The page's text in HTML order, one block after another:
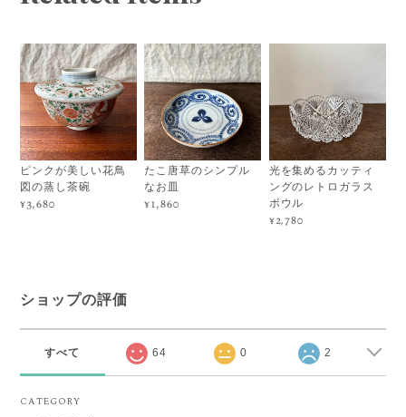
ピンクが美しい花鳥
図の蒸し茶碗
¥3,680
たこ唐草のシンプル
なお皿
¥1,860
光を集めるカッティ
ングのレトロガラス
ボウル
¥2,780
ショップの評価
すべて 64 0 2
CATEGORY